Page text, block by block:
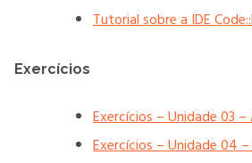
Tutorial sobre a IDE
Exercícios
Exercícios – Unidade 03
Exercícios – Unidade 04